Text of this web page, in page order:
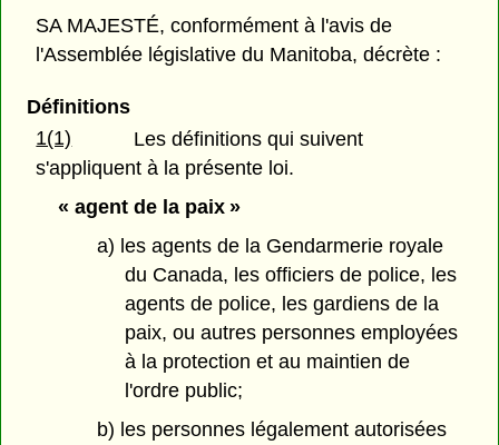
SA MAJESTÉ, conformément à l'avis de
l'Assemblée législative du Manitoba, décrète :
Définitions
1(1)
Les définitions qui suivent
s'appliquent à la présente loi.
« agent de la paix »
a) les agents de la Gendarmerie royale
du Canada, les officiers de police, les
agents de police, les gardiens de la
paix, ou autres personnes employées
à la protection et au maintien de
l'ordre public;
b) les personnes légalement autorisées